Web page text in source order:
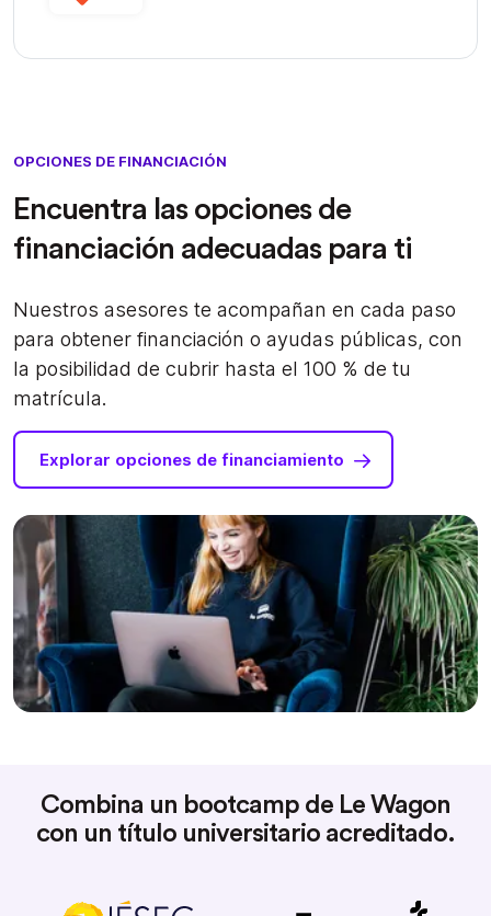
OPCIONES DE FINANCIACIÓN
Encuentra las opciones de
financiación adecuadas para ti
Nuestros asesores te acompañan en cada paso
para obtener financiación o ayudas públicas, con
la posibilidad de cubrir hasta el 100 % de tu
matrícula.
Explorar opciones de financiamiento
Combina un bootcamp de Le Wagon
con un título universitario acreditado.